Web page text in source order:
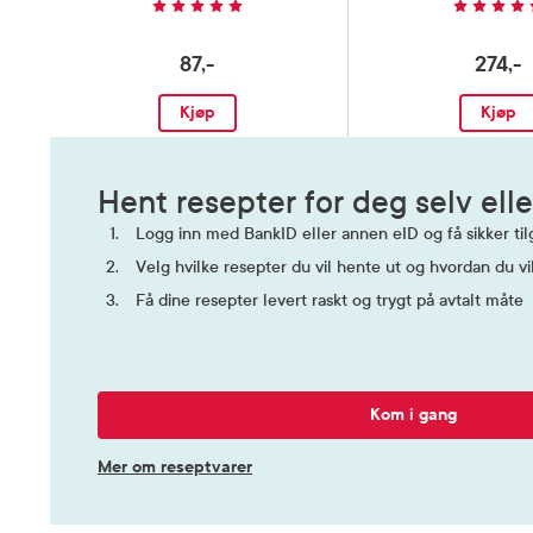
Per 100
fettsyrer:
(hvorav
stivelse:
E: 0,88
mg,
Mineraler
mg,
87,-
Kjøp
274,-
Kjøp
Hent resepter for deg selv
Logg inn med BankID eller annen eID og få sikker
Velg hvilke resepter du vil hente ut og hvordan du
Få dine resepter levert raskt og trygt på avtalt måte
Kom i gang
Mer om reseptvarer